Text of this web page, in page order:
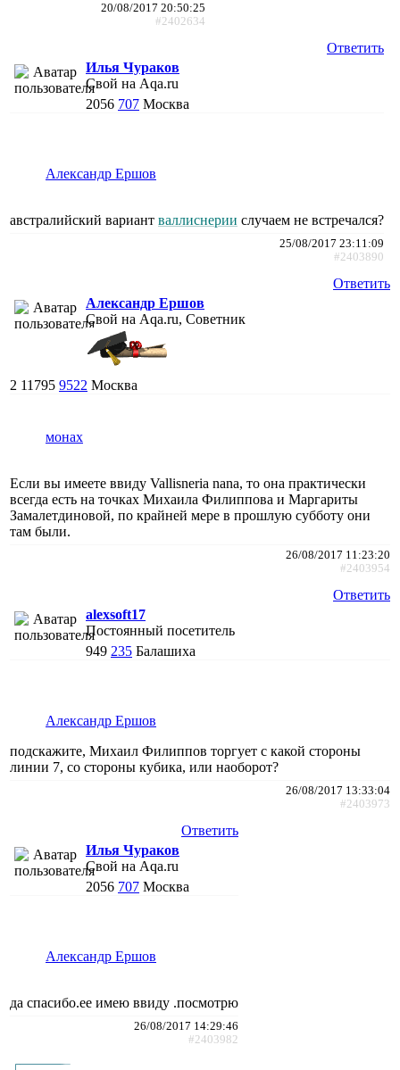
20/08/2017 20:50:25
#2402634
Ответить
Илья Чураков
Свой на Aqa.ru
2056 707 Москва
Александр Ершов
австралийский вариант валлиснерии случаем не встречался?
25/08/2017 23:11:09
#2403890
Ответить
Александр Ершов
Свой на Aqa.ru, Советник
2 11795 9522 Москва
монах
Если вы имеете ввиду Vallisneria nana, то она практически
всегда есть на точках Михаила Филиппова и Маргариты
Замалетдиновой, по крайней мере в прошлую субботу они
там были.
26/08/2017 11:23:20
#2403954
Ответить
alexsoft17
Постоянный посетитель
949 235 Балашиха
Александр Ершов
подскажите, Михаил Филиппов торгует с какой стороны
линии 7, со стороны кубика, или наоборот?
26/08/2017 13:33:04
#2403973
Ответить
Илья Чураков
Свой на Aqa.ru
2056 707 Москва
Александр Ершов
да спасибо.ее имею ввиду .посмотрю
26/08/2017 14:29:46
#2403982